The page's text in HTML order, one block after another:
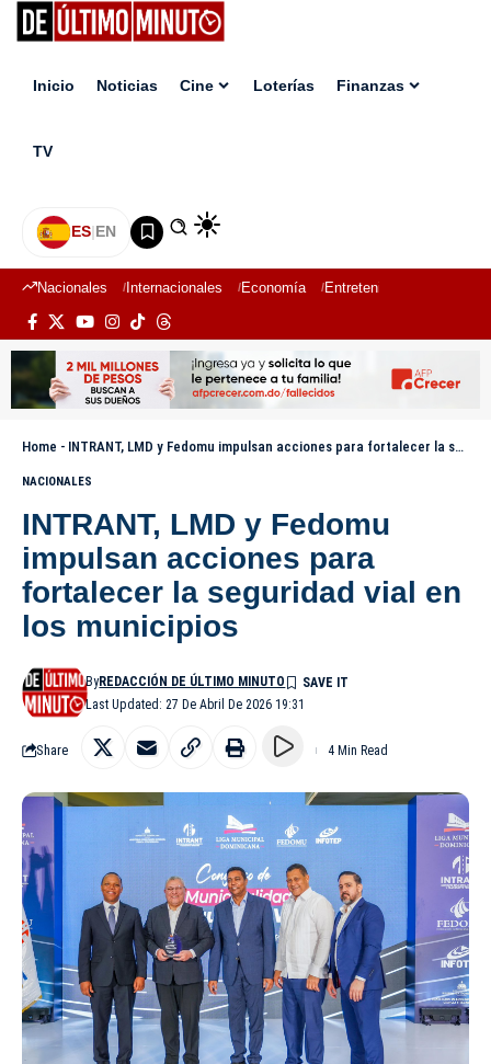
Inicio Noticias Cine Loterías Finanzas
TV
ES|EN
Nacionales Internacionales Economía Entretenimiento
Home - INTRANT, LMD y Fedomu impulsan acciones para fortalecer la seguridad vial en los municipios
NACIONALES
INTRANT, LMD y Fedomu
impulsan acciones para
fortalecer la seguridad vial en
los municipios
Last Updated: 27 De Abril De 2026 19:31
ByREDACCIÓN DE ÚLTIMO MINUTO
Share 4 Min Read